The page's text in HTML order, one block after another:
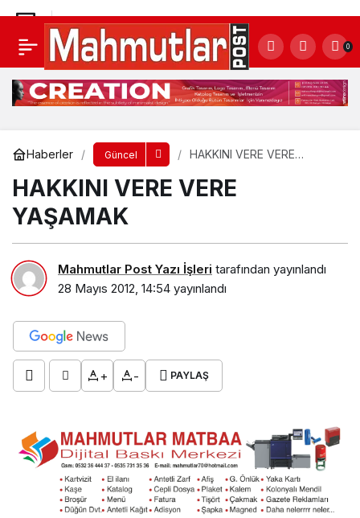
0
Haberler Güncel
HAKKINI VERE VERE
HAKKINI VERE VERE
YAŞAMAK
Mahmutlar Post Yazı İşleri tarafından yayınlandı
28 Mayıs 2012, 14:54 yayınlandı
+ - PAYLAŞ
HAKKINI VERE VERE YAŞAMAK
Yorum Yap